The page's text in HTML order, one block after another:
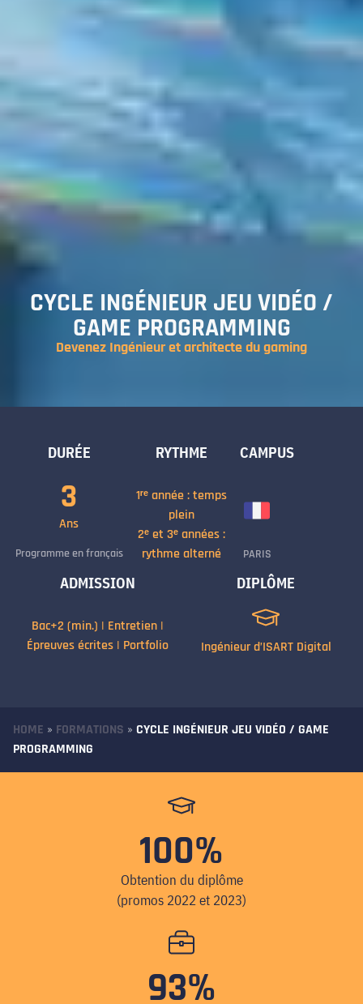
CYCLE INGÉNIEUR JEU VIDÉO /
GAME PROGRAMMING
Devenez Ingénieur et architecte du gaming
ADMISSION
Bac+2 (min.) | Entretien |
Épreuves écrites | Portfolio
DURÉE
3
Ans
Programme en français
DIPLÔME
Ingénieur d’ISART Digital
RYTHME
1ʳᵉ année : temps
plein
2ᵉ et 3ᵉ années :
rythme alterné
CAMPUS
PARIS
HOME » FORMATIONS » CYCLE INGÉNIEUR JEU VIDÉO / GAME
PROGRAMMING
100%
Obtention du diplôme
(promos 2022 et 2023)
93%